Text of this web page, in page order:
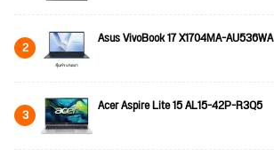
2 Asus VivoBook 17 X1704MA-AU536WA
3 Acer Aspire Lite 15 AL15-42P-R3Q5